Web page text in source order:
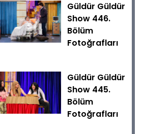
Güldür Show yeni bölümüyle
Güldür Güldür
Show 446.
Bölüm
Fotoğrafları
Güldür Güldür
Show 445.
Bölüm
Fotoğrafları